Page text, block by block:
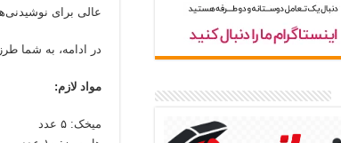
عالی برای
در ادامه، به شما
مواد لازم:
میخک: ۵ عدد